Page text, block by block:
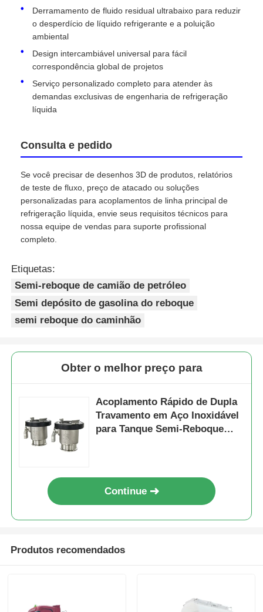
Derramamento de fluido residual ultrabaixo para reduzir
o desperdício de líquido refrigerante e a poluição
ambiental
Design intercambiável universal para fácil
correspondência global de projetos
Serviço personalizado completo para atender às
demandas exclusivas de engenharia de refrigeração
líquida
Consulta e pedido
Se você precisar de desenhos 3D de produtos, relatórios
de teste de fluxo, preço de atacado ou soluções
personalizadas para acoplamentos de linha principal de
refrigeração líquida, envie seus requisitos técnicos para
nossa equipe de vendas para suporte profissional
completo.
Etiquetas:
Semi-reboque de camião de petróleo
Semi depósito de gasolina do reboque
semi reboque do caminhão
Obter o melhor preço para
Acoplamento Rápido de Dupla
Travamento em Aço Inoxidável
para Tanque Semi-Reboque
Continue
Produtos recomendados